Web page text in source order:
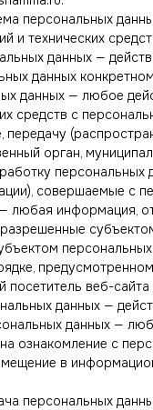
персональных
и технических
данных —
данных
данных — любое
средств с
передачу
орган,
персональных
совершаемые с
любая информация,
веб-
данных —
данных —
ознакомление с
в
персональных